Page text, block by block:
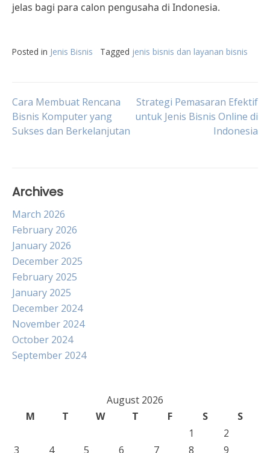
jelas bagi para calon pengusaha di Indonesia.
Posted in Jenis Bisnis Tagged jenis bisnis dan layanan bisnis
Post
navigation
Cara Membuat Rencana
Bisnis Komputer yang
Sukses dan Berkelanjutan
Strategi Pemasaran Efektif
untuk Jenis Bisnis Online di
Indonesia
Archives
March 2026
February 2026
January 2026
December 2025
February 2025
January 2025
December 2024
November 2024
October 2024
September 2024
August 2026
M
T W T F S
S
1
2
3
4 5 6 7 8 9